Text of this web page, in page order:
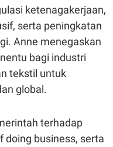
ketenagakerjaan,
serta peningkatan
Anne menegaskan
bagi industri
tekstil untuk
global.
terhadap
doing business, serta